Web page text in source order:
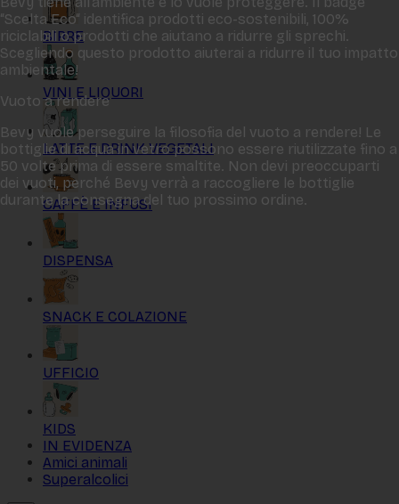
BIRRE
VINI E LIQUORI
LATTE E DRINK VEGETALI
CAFFÈ E INFUSI
DISPENSA
SNACK E COLAZIONE
UFFICIO
KIDS
IN EVIDENZA
Amici animali
Superalcolici
“Scelta Eco“ identifica prodotti eco-sostenibili, 100%
riciclabili o prodotti che aiutano a ridurre gli sprechi.
Scegliendo questo prodotto aiuterai a ridurre il tuo impatto
ambientale!
Vuoto a rendere
Bevy vuole perseguire la filosofia del vuoto a rendere! Le
bottiglie di acqua in vetro possono essere riutilizzate fino a
50 volte prima di essere smaltite. Non devi preoccuparti
dei vuoti, perché Bevy verrà a raccogliere le bottiglie
durante la consegna del tuo prossimo ordine.